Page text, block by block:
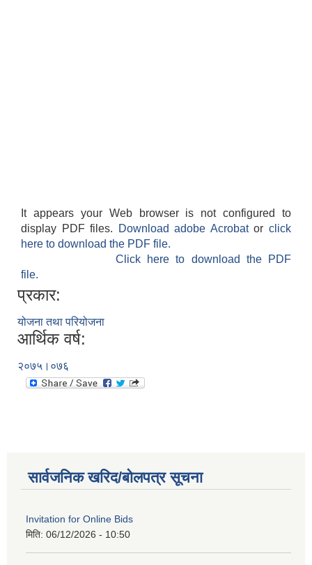
It appears your Web browser is not configured to
display PDF files.
Download adobe Acrobatorclick
here to download the PDF file.
Click here to download the PDF
file.
प्रकार:
योजना तथा परियोजना
आर्थिक वर्ष:
२०७५।०७६
सार्वजनिक खरिद/बोलपत्र सूचना
Invitation for Online Bids
मिति: 06/12/2026 - 10:50